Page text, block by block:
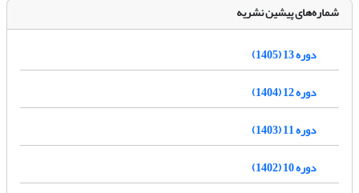
شماره‌های پیشین نشریه
دوره 13 (1405)
دوره 12 (1404)
دوره 11 (1403)
دوره 10 (1402)